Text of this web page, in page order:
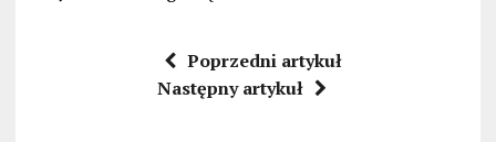
Poprzedni artykuł
Następny artykuł